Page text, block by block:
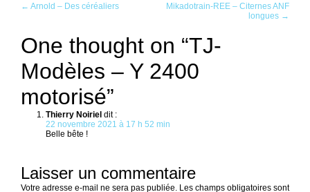
Post
navigation
← Arnold – Des céréaliers
Mikadotrain-REE – Citernes ANF
longues →
One thought on “TJ-
Modèles – Y 2400
motorisé”
Thierry Noiriel dit :
22 novembre 2021 à 17 h 52 min
Belle bête !
Laisser un commentaire
Votre adresse e-mail ne sera pas publiée. Les champs obligatoires sont